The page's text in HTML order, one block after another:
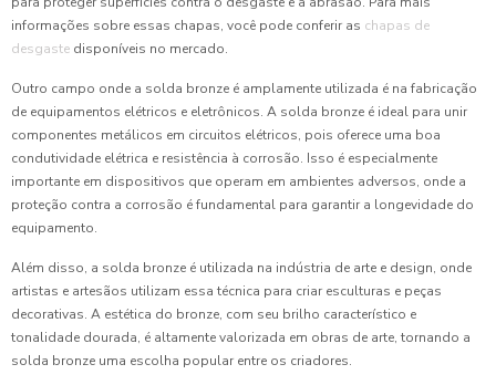
informações sobre essas chapas, você pode conferir as chapas de
desgaste disponíveis no mercado.
Outro campo onde a solda bronze é amplamente utilizada é na fabricação
de equipamentos elétricos e eletrônicos. A solda bronze é ideal para unir
componentes metálicos em circuitos elétricos, pois oferece uma boa
condutividade elétrica e resistência à corrosão. Isso é especialmente
importante em dispositivos que operam em ambientes adversos, onde a
proteção contra a corrosão é fundamental para garantir a longevidade do
equipamento.
Além disso, a solda bronze é utilizada na indústria de arte e design, onde
artistas e artesãos utilizam essa técnica para criar esculturas e peças
decorativas. A estética do bronze, com seu brilho característico e
tonalidade dourada, é altamente valorizada em obras de arte, tornando a
solda bronze uma escolha popular entre os criadores.